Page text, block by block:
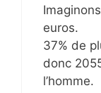
euros.
37% de
donc
l’homme.